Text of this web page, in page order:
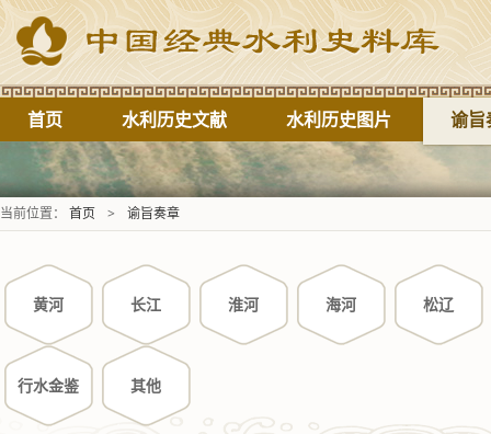
首页 水利历史文献 水利历史图片 谕旨
当前位置： 首页 > 谕旨奏章
黄河 长江 淮河 海河 松辽
行水金鉴 其他